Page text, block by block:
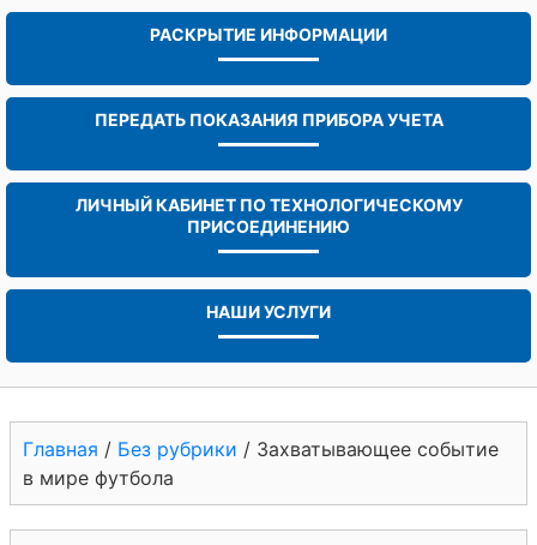
РАСКРЫТИЕ ИНФОРМАЦИИ
ПЕРЕДАТЬ ПОКАЗАНИЯ ПРИБОРА УЧЕТА
ЛИЧНЫЙ КАБИНЕТ ПО ТЕХНОЛОГИЧЕСКОМУ
ПРИСОЕДИНЕНИЮ
НАШИ УСЛУГИ
Главная / Без рубрики / Захватывающее событие
в мире футбола